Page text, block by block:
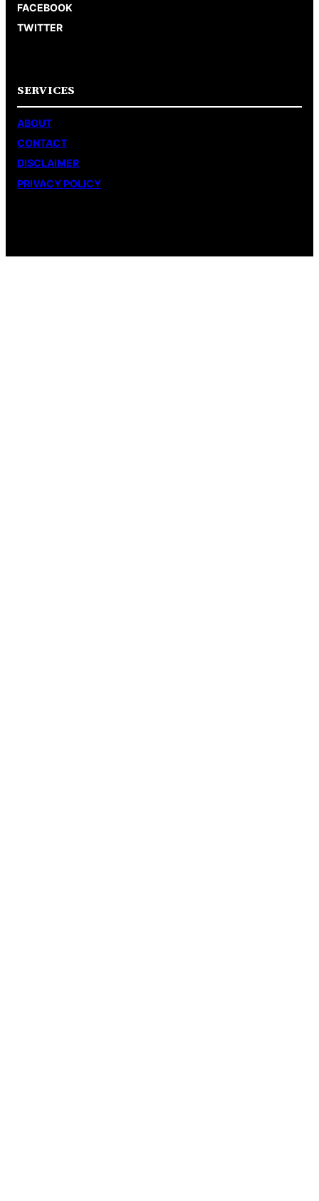
FACEBOOK
TWITTER
SERVICES
ABOUT
CONTACT
DISCLAIMER
PRIVACY POLICY